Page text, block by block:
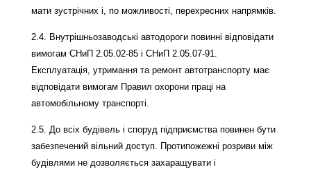
мати зустрічних і, по можливості, перехресних напрямків.
2.4. Внутрішньозаводські автодороги повинні відповідати
вимогам СНиП 2.05.02-85 і СНиП 2.05.07-91.
Експлуатація, утримання та ремонт автотранспорту має
відповідати вимогам Правил охорони праці на
автомобільному транспорті.
2.5. До всіх будівель і споруд підприємства повинен бути
забезпечений вільний доступ. Протипожежні розриви між
будівлями не дозволяється захаращувати і